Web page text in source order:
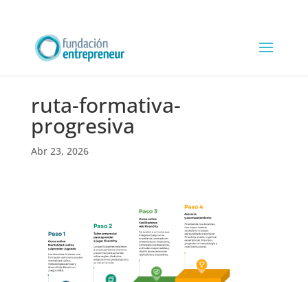
ruta-formativa-
progresiva
Abr 23, 2026